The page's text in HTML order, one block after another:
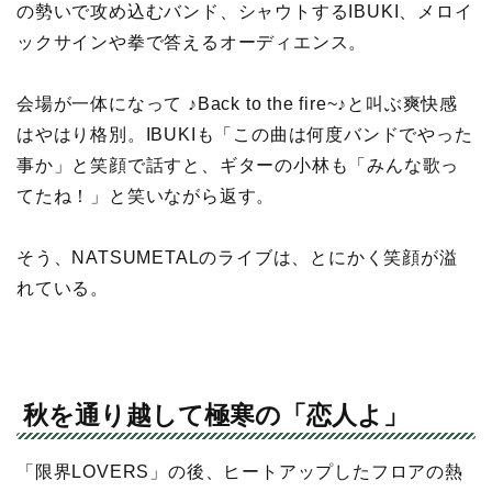
の勢いで攻め込むバンド、シャウトするIBUKI、メロイ
ックサインや拳で答えるオーディエンス。
会場が一体になって ♪Back to the fire~♪と叫ぶ爽快感
はやはり格別。IBUKIも「この曲は何度バンドでやった
事か」と笑顔で話すと、ギターの小林も「みんな歌っ
てたね！」と笑いながら返す。
そう、NATSUMETALのライブは、とにかく笑顔が溢
れている。
秋を通り越して極寒の「恋人よ」
「限界LOVERS」の後、ヒートアップしたフロアの熱